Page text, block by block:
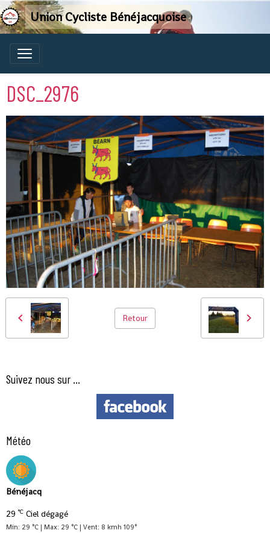
Union Cycliste Bénéjacquoise
DSC_2976
Retour
Suivez nous sur ...
Météo
Bénéjacq
29 °C Ciel dégagé
Min: 29 °C | Max: 29 °C | Vent: 8 kmh 109°